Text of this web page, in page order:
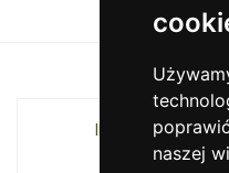
naszej
INSTYTUCJA